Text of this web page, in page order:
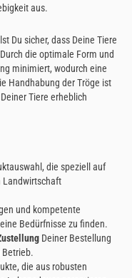
aus.
Du sicher, dass Deine Tiere
die optimale Form und
minimiert, wodurch eine
Handhabung der Tröge ist
Tiere erheblich
die speziell auf
Landwirtschaft
und kompetente
Bedürfnisse zu finden.
Deiner Bestellung
Betrieb.
die aus robusten